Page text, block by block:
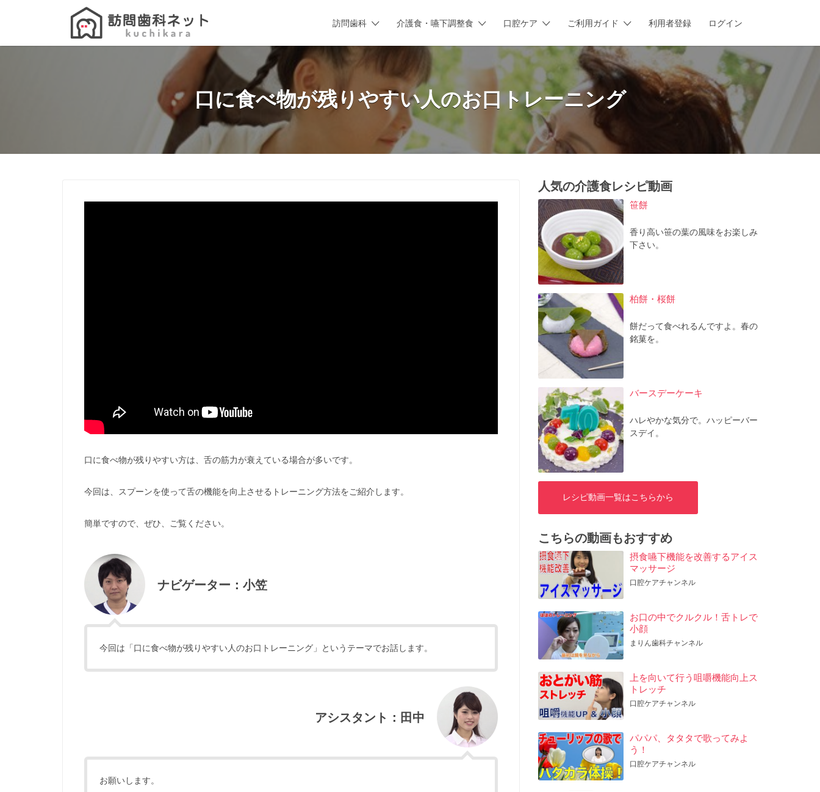
訪問歯科 介護食・嚥下調整食 口腔ケア ご利用ガイド 利用者登録 ログイン
Search
口に食べ物が残りやすい人のお口トレーニング
口に食べ物が残りやすい方は、舌の筋力が衰えている場合が多いです。
今回は、スプーンを使って舌の機能を向上させるトレーニング方法をご紹介します。
簡単ですので、ぜひ、ご覧ください。
ナビゲーター：小笠
今回は「口に食べ物が残りやすい人のお口トレーニング」というテーマでお話します。
アシスタント：田中
お願いします。
人気の介護食レシピ動画
笹餅
香り高い笹の葉の風味をお楽しみ
下さい。
柏餅・桜餅
餅だって食べれるんですよ。春の
銘菓を。
バースデーケーキ
ハレやかな気分で。ハッピーバー
スデイ。
レシピ動画一覧はこちらから
こちらの動画もおすすめ
摂食嚥下機能を改善するアイス
マッサージ
口腔ケアチャンネル
お口の中でクルクル！舌トレで
小顔
まりん歯科チャンネル
上を向いて行う咀嚼機能向上︎ス
トレッチ
口腔ケアチャンネル
パパパ、タタタで歌ってみよ
う！
口腔ケアチャンネル